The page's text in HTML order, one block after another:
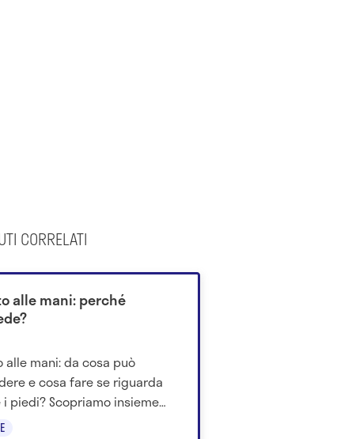
CORRELATI
alle mani: perché
alle mani: da cosa può
e cosa fare se riguarda
piedi? Scopriamo insieme
che c'è da sapere su